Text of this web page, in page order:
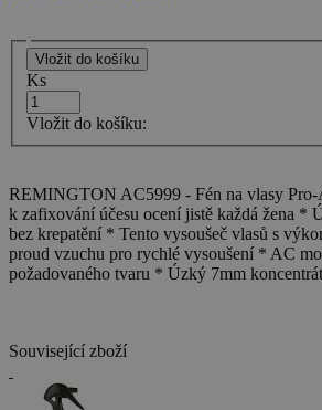
Ks
Vložit do košíku:
REMINGTON AC5999 - Fén na vlasy
k zafixování účesu ocení jistě každá žena *
bez krepatění * Tento vysoušeč vlasů s
proud vzuchu pro rychlé vysoušení * AC
požadovaného tvaru * Úzký 7mm
Související zboží